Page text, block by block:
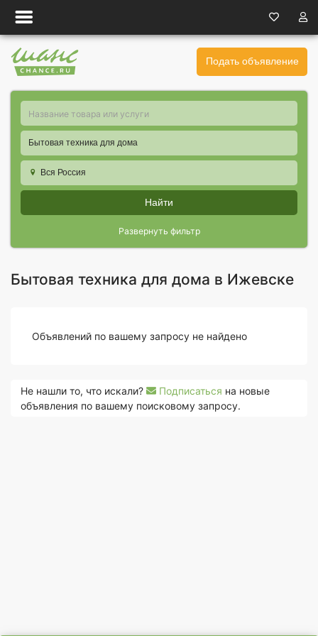
Подать объявление
Бытовая техника для дома
Вся Россия
Найти
Развернуть фильтр
Бытовая техника для дома в Ижевске
Объявлений по вашему запросу не найдено
Не нашли то, что искали? Подписаться на новые
объявления по вашему поисковому запросу.